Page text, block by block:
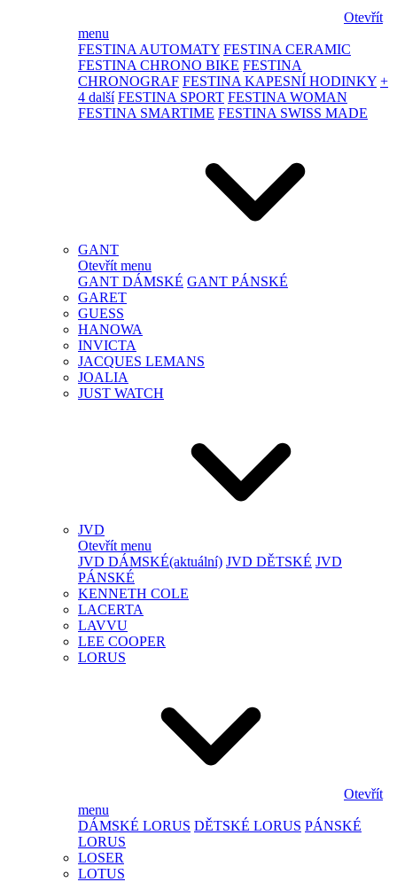
Otevřít
menu
FESTINA AUTOMATY FESTINA CERAMIC
FESTINA CHRONO BIKE FESTINA
CHRONOGRAF FESTINA KAPESNÍ HODINKY +
4 další FESTINA SPORT FESTINA WOMAN
FESTINA SMARTIME FESTINA SWISS MADE
GANT
Otevřít menu
GANT DÁMSKÉ GANT PÁNSKÉ
GARET
GUESS
HANOWA
INVICTA
JACQUES LEMANS
JOALIA
JUST WATCH
JVD
Otevřít menu
JVD DÁMSKÉ(aktuální) JVD DĚTSKÉ JVD
PÁNSKÉ
KENNETH COLE
LACERTA
LAVVU
LEE COOPER
LORUS
Otevřít
menu
DÁMSKÉ LORUS DĚTSKÉ LORUS PÁNSKÉ
LORUS
LOSER
LOTUS